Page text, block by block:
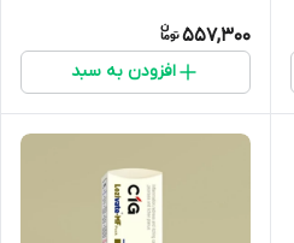
557,300
افزودن به سبد